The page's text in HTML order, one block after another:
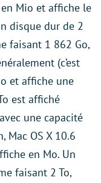
Mio et affiche le
disque dur de 2
faisant 1 862 Go,
(c’est
et affiche une
est affiché
une capacité
Mac OS X 10.6
en Mo. Un
faisant 2 To,